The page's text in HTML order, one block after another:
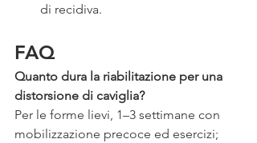
di recidiva.
FAQ
Quanto dura la riabilitazione per una
distorsione di caviglia?
Per le forme lievi, 1–3 settimane con
mobilizzazione precoce ed esercizi;